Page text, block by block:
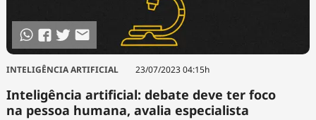
INTELIGÊNCIA ARTIFICIAL 23/07/2023 04:15h
Inteligência artificial: debate deve ter foco
na pessoa humana, avalia especialista